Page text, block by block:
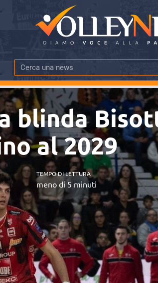
blinda
al 2029
TEMPO DI LETTURA
meno di 5 minuti